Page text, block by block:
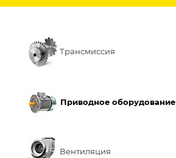
Трансмиссия
Приводное оборудование
Вентиляция